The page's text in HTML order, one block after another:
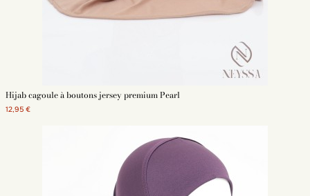
Hijab cagoule à boutons jersey premium Pearl
12,95 €